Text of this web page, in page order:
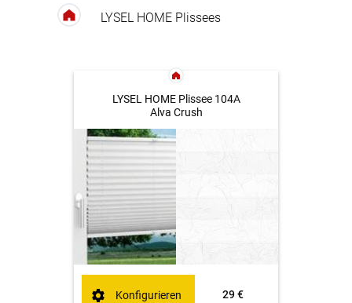
LYSEL HOME Plissees
LYSEL HOME Plissee 104A
Alva Crush
29 €
Konfigurieren